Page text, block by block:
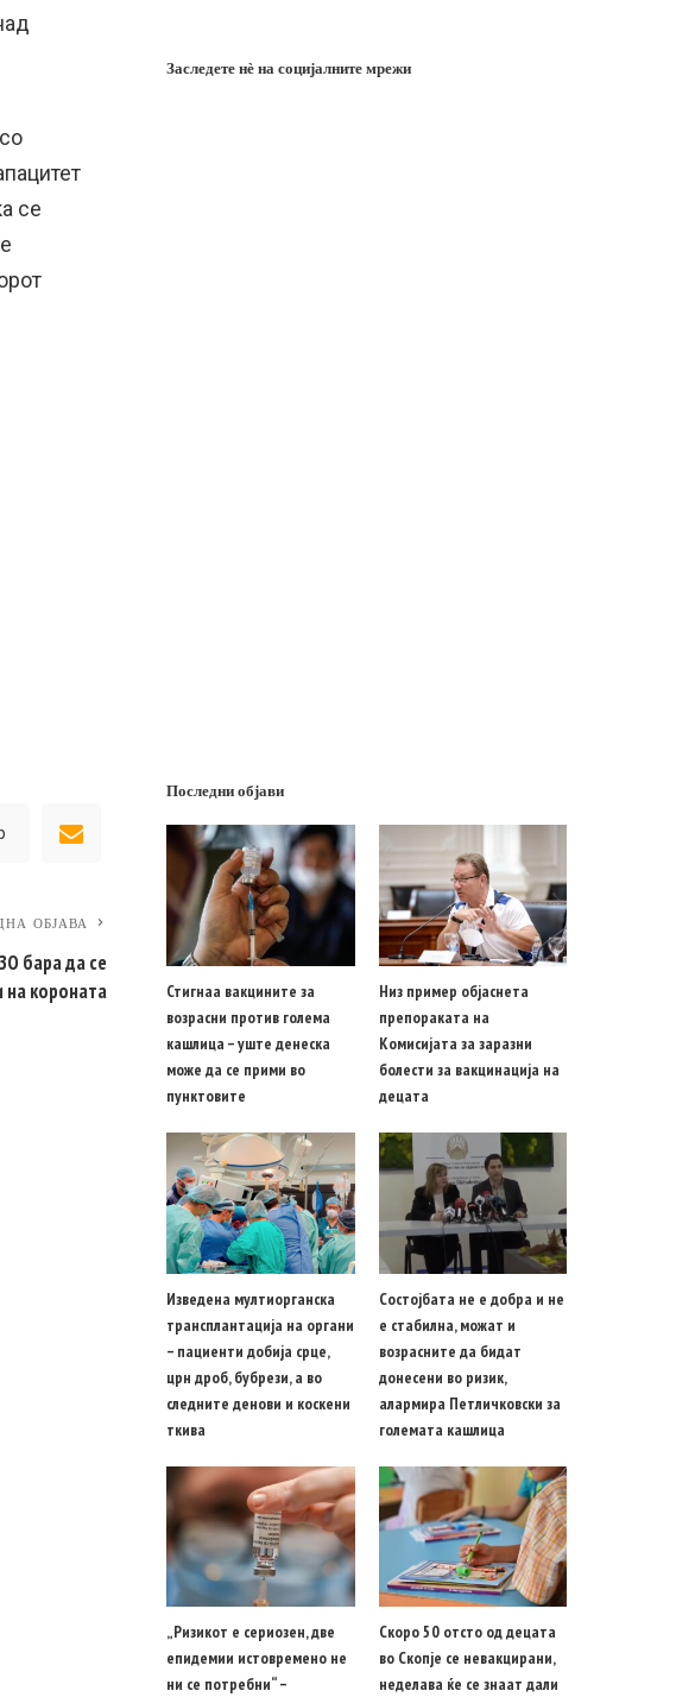
се
ОБЈАВА
бара да се
на короната
Заследете нѐ на социјалните мрежи
Последни објави
Стигнаа вакцините за
возрасни против голема
кашлица – уште денеска
може да се прими во
пунктовите
Низ пример објаснета
препораката на
Комисијата за заразни
болести за вакцинација на
децата
Изведена мултиорганска
трансплантација на органи
– пациенти добија срце,
црн дроб, бубрези, а во
следните денови и коскени
ткива
Состојбата не е добра и не
е стабилна, можат и
возрасните да бидат
донесени во ризик,
алармира Петличковски за
големата кашлица
„Ризикот е сериозен, две
епидемии истовремено не
ни се потребни“ –
Скоро 50 отсто од децата
во Скопје се невакцирани,
неделава ќе се знаат дали